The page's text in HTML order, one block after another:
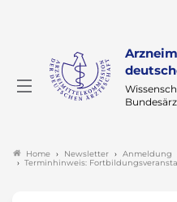
Home Newsletter Anmeldung
Terminhinweis: